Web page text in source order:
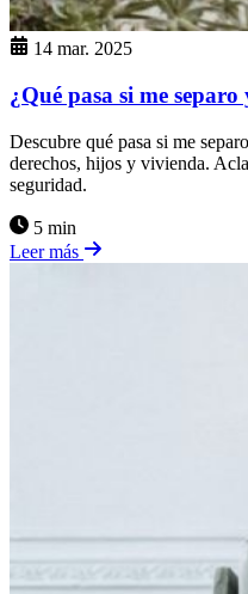
14 mar. 2025
¿Qué pasa si me separo
Descubre qué pasa si me
derechos, hijos y vivienda.
seguridad.
5 min
Leer más